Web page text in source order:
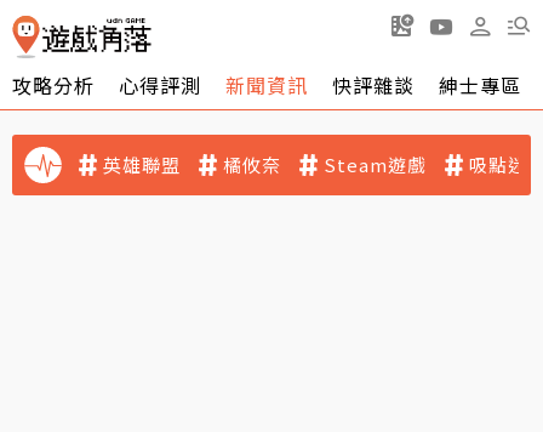
攻略分析 心得評測 新聞資訊 快評雜談 紳士專區
英雄聯盟 橘攸奈 Steam遊戲 吸點迷